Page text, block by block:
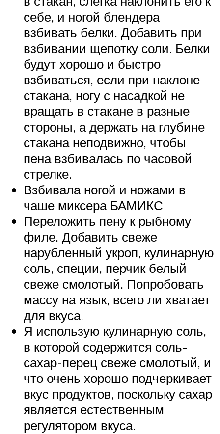
себе, и ногой блендера
взбивать белки. Добавить при
взбивании щепотку соли. Белки
будут хорошо и быстро
взбиваться, если при наклоне
стакана, ногу с насадкой не
вращать в стакане в разные
стороны, а держать на глубине
стакана неподвижно, чтобы
пена взбивалась по часовой
стрелке.
Взбивала ногой и ножами в
чаше миксера БАМИКС
Переложить пену к рыбному
филе. Добавить свеже
нарубленный укроп, кулинарную
соль, специи, перчик белый
свеже смолотый. Попробовать
массу на язык, всего ли хватает
для вкуса.
Я использую кулинарную соль,
в которой содержится соль-
сахар-перец свеже смолотый, и
что очень хорошо подчеркивает
вкус продуктов, поскольку сахар
является естественным
регулятором вкуса.